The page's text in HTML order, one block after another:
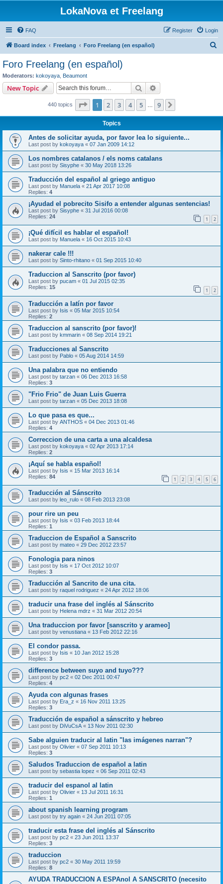
LokaNova et Freelang
FAQ Login
Register
Board index Freelang Foro Freelang (en español)
Foro Freelang (en español)
Moderators: kokoyaya Beaumont
New Topic Search
440 topics Page 1of 9
1 2 3 4 5 9
Topics
Antes de solicitar ayuda, por favor lea lo siguiente...
Last post by kokoyaya « 07 Jan 2009 14:12
Los nombres catalanos / els noms catalans
Last post by Sisyphe « 30 May 2018 13:26
Traducción del español al griego antiguo
Last post by Manuela « 21 Apr 2017 10:08
Replies: 4
¡Ayudad el pobrecito Sisifo a entender algunas sentencias!
Last post by Sisyphe « 31 Jul 2016 00:08
Replies: 24 1 2
¡Qué difícil es hablar el español!
Last post by Manuela « 16 Oct 2015 10:43
nakerar cale !!!
Last post by Sinto-rhitano « 01 Sep 2015 10:40
Traduccion al Sanscrito (por favor)
Last post by pucam « 01 Jul 2015 02:35
Replies: 15 1 2
Traducción a latín por favor
Last post by Isis « 05 Mar 2015 10:54
Replies: 2
Traduccion al sanscrito (por favor)!
Last post by kmmarin « 08 Sep 2014 19:21
Traducciones al Sanscrito
Last post by Pablo « 05 Aug 2014 14:59
Una palabra que no entiendo
Last post by tarzan « 06 Dec 2013 16:58
Replies: 3
"Frio Frio" de Juan Luis Guerra
Last post by tarzan « 05 Dec 2013 18:08
Lo que pasa es que...
Last post by ANTHOS « 04 Dec 2013 01:46
Replies: 4
Correccion de una carta a una alcaldesa
Last post by kokoyaya « 02 Apr 2013 17:14
Replies: 2
¡Aquí se habla español!
Last post by Isis « 15 Mar 2013 16:14
Replies: 84 1 2 3 4 5 6
Traducción al Sánscrito
Last post by leo_rulo « 08 Feb 2013 23:08
pour rire un peu
Last post by Isis « 03 Feb 2013 18:44
Replies: 1
Traduccion de Español a Sanscrito
Last post by mateo « 29 Dec 2012 23:57
Fonologia para ninos
Last post by Isis « 17 Oct 2012 10:07
Replies: 3
Traducción al Sancrito de una cita.
Last post by raquel rodriguez « 24 Apr 2012 18:06
traducir una frase del inglés al Sánscrito
Last post by Helena mdrz « 31 Mar 2012 20:54
Una traduccion por favor [sanscrito y arameo]
Last post by venustiana « 13 Feb 2012 22:16
El condor passa.
Last post by Isis « 10 Jan 2012 15:28
Replies: 3
difference between suyo and tuyo???
Last post by pc2 « 02 Dec 2011 00:47
Replies: 4
Ayuda con algunas frases
Last post by Era_z « 16 Nov 2011 13:25
Replies: 3
Traducción de español a sánscrito y hebreo
Last post by DiVuCsA« 13 Nov 2011 02:30
Sabe alguien traducir al latin "las imágenes narran"?
Last post by Olivier « 07 Sep 2011 10:13
Replies: 3
Saludos Traduccion de español a latin
Last post by sebastia lopez « 06 Sep 2011 02:43
traducir del espanol al latin
Last post by Olivier « 13 Jul 2011 16:31
Replies: 1
about spanish learning program
Last post by try again « 24 Jun 2011 07:05
traducir esta frase del inglés al Sánscrito
Last post by pc2 « 23 Jun 2011 13:37
Replies: 3
traduccion
Last post by pc2 « 30 May 2011 19:59
Replies: 8
AYUDA TRADUCCION A ESPAnol A SANSCRITO (necesito